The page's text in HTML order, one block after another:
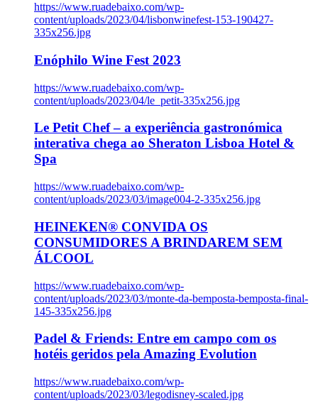
https://www.ruadebaixo.com/wp-
content/uploads/2023/04/lisbonwinefest-153-190427-
335x256.jpg
Enóphilo Wine Fest 2023
https://www.ruadebaixo.com/wp-
content/uploads/2023/04/le_petit-335x256.jpg
Le Petit Chef – a experiência gastronómica
interativa chega ao Sheraton Lisboa Hotel &
Spa
https://www.ruadebaixo.com/wp-
content/uploads/2023/03/image004-2-335x256.jpg
HEINEKEN® CONVIDA OS
CONSUMIDORES A BRINDAREM SEM
ÁLCOOL
https://www.ruadebaixo.com/wp-
content/uploads/2023/03/monte-da-bemposta-bemposta-final-
145-335x256.jpg
Padel & Friends: Entre em campo com os
hotéis geridos pela Amazing Evolution
https://www.ruadebaixo.com/wp-
content/uploads/2023/03/legodisney-scaled.jpg